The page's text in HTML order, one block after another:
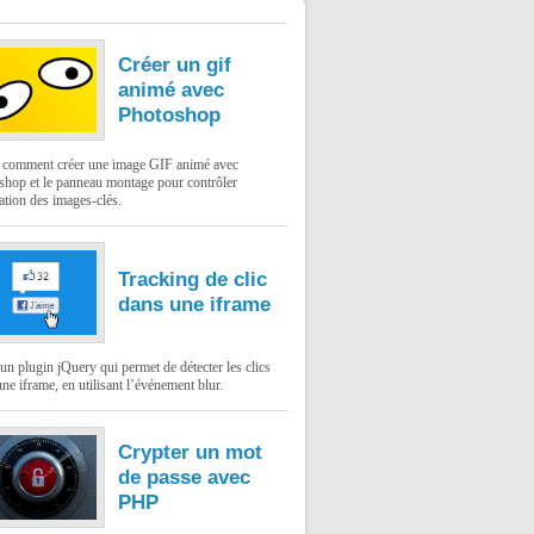
Créer un gif
animé avec
Photoshop
créer une image GIF animé avec
et le panneau montage pour contrôler
des images-clés.
Tracking de clic
dans une iframe
plugin jQuery qui permet de détecter les clics
iframe, en utilisant l’événement blur.
Crypter un mot
de passe avec
PHP